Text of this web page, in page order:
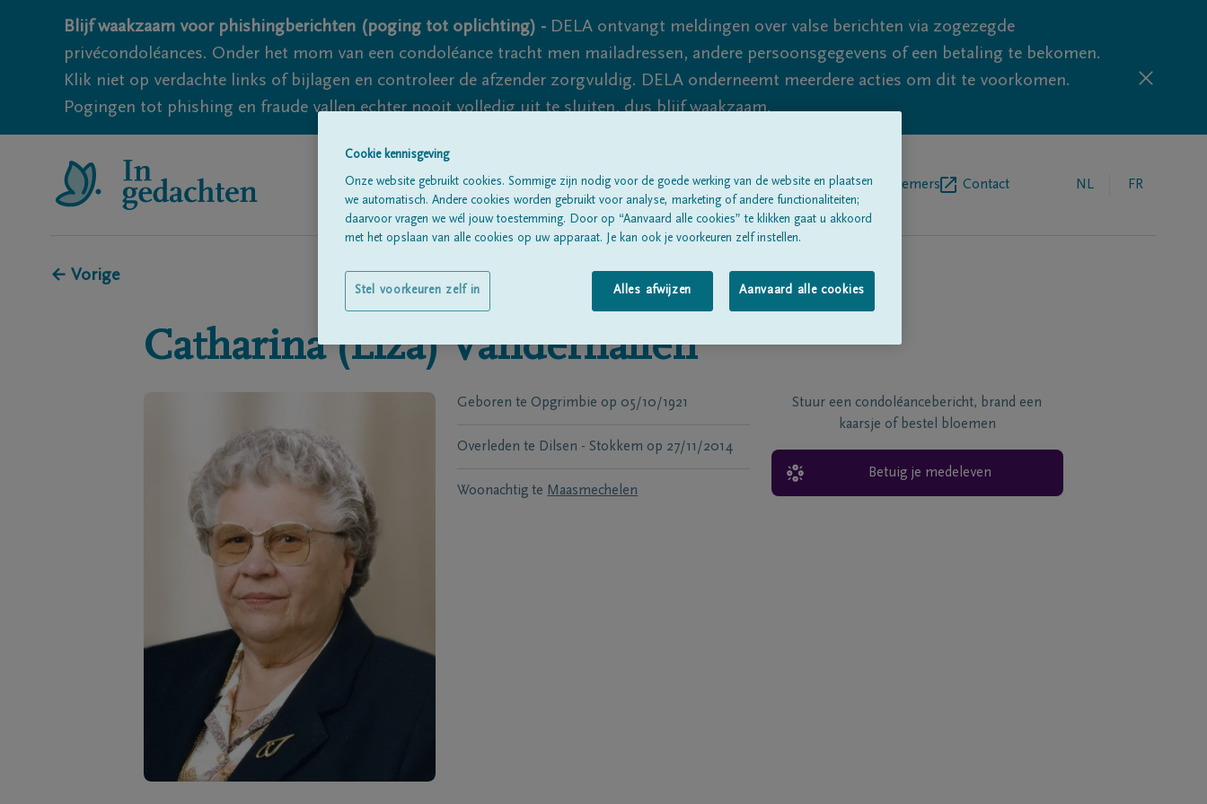
Blijf waakzaam voor phishingberichten (poging tot oplichting) - DELA ontvangt meldingen over valse berichten via zogezegde
privécondoléances. Onder het mom van een condoléance tracht men mailadressen, andere persoonsgegevens of een betaling te bekomen.
Klik niet op verdachte links of bijlagen en controleer de afzender zorgvuldig. DELA onderneemt meerdere acties om dit te voorkomen.
Pogingen tot phishing en fraude vallen echter nooit volledig uit te sluiten, dus blijf waakzaam.
Alle rouwberichtenOver onsBegrafenisondernemers Contact NL FR
← Vorige
Catharina (Liza) Vanderhallen
Geboren te Opgrimbie op 05/10/1921
Overleden te Dilsen - Stokkem op 27/11/2014
Woonachtig te Maasmechelen
Stuur een condoléancebericht, brand een
kaarsje of bestel bloemen
Betuig je medeleven
Cookie kennisgeving
Onze website gebruikt cookies. Sommige zijn nodig voor de goede werking van de website en plaatsen
we automatisch. Andere cookies worden gebruikt voor analyse, marketing of andere functionaliteiten;
daarvoor vragen we wél jouw toestemming. Door op “Aanvaard alle cookies” te klikken gaat u akkoord
met het opslaan van alle cookies op uw apparaat. Je kan ook je voorkeuren zelf instellen.
Alles afwijzen Aanvaard alle cookies
Stel voorkeuren zelf in